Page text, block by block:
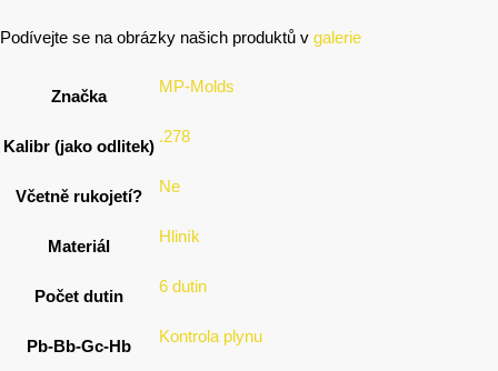
Podívejte se na obrázky našich produktů v galerie
Značka
MP-Molds
Kalibr (jako odlitek)
.278
Včetně rukojetí?
Ne
Materiál
Hliník
Počet dutin
6 dutin
Pb-Bb-Gc-Hb
Kontrola plynu